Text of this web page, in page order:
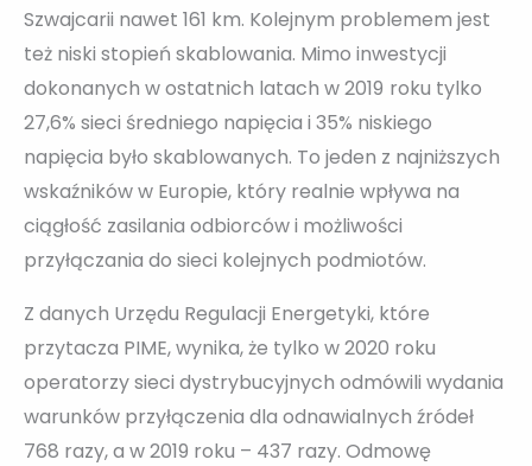
Szwajcarii nawet 161 km. Kolejnym problemem jest
też niski stopień skablowania. Mimo inwestycji
dokonanych w ostatnich latach w 2019 roku tylko
27,6% sieci średniego napięcia i 35% niskiego
napięcia było skablowanych. To jeden z najniższych
wskaźników w Europie, który realnie wpływa na
ciągłość zasilania odbiorców i możliwości
przyłączania do sieci kolejnych podmiotów.
Z danych Urzędu Regulacji Energetyki, które
przytacza PIME, wynika, że tylko w 2020 roku
operatorzy sieci dystrybucyjnych odmówili wydania
warunków przyłączenia dla odnawialnych źródeł
768 razy, a w 2019 roku – 437 razy. Odmowę